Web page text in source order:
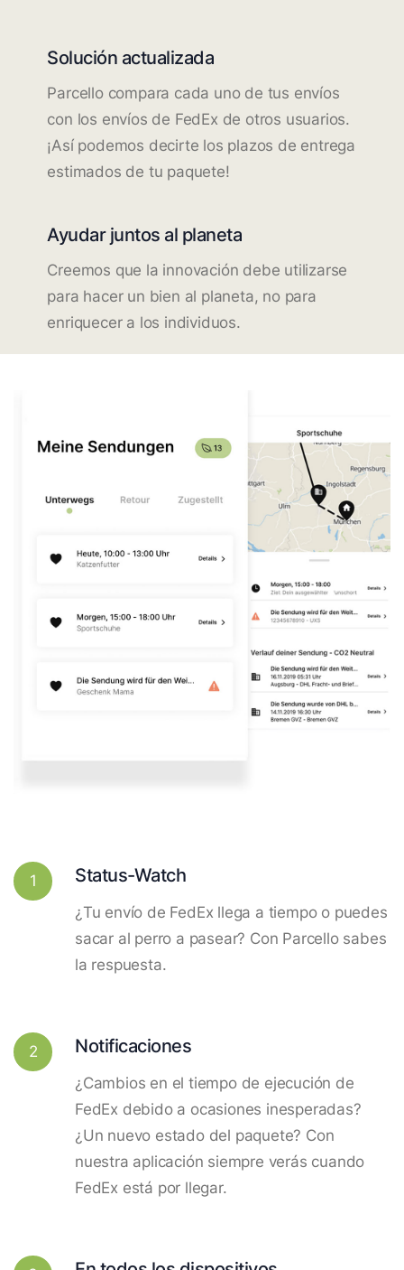
Solución actualizada
Parcello compara cada uno de tus envíos
con los envíos de FedEx de otros usuarios.
¡Así podemos decirte los plazos de entrega
estimados de tu paquete!
Ayudar juntos al planeta
Creemos que la innovación debe utilizarse
para hacer un bien al planeta, no para
enriquecer a los individuos.
1 Status-Watch
¿Tu envío de FedEx llega a tiempo o puedes
sacar al perro a pasear? Con Parcello sabes
la respuesta.
2 Notificaciones
¿Cambios en el tiempo de ejecución de
FedEx debido a ocasiones inesperadas?
¿Un nuevo estado del paquete? Con
nuestra aplicación siempre verás cuando
FedEx está por llegar.